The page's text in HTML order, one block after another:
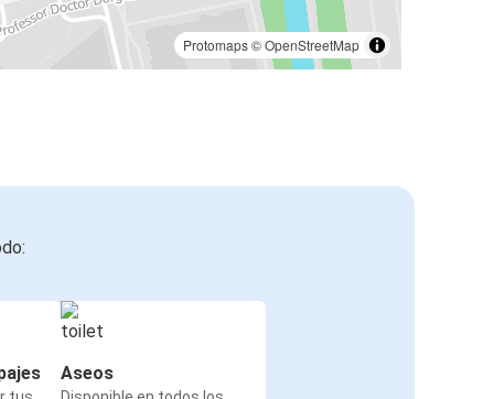
Protomaps©OpenStreetMap
Aseos